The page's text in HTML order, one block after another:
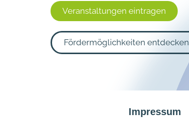
Veranstaltungen eintragen
Fördermöglichkeiten entdecken
Impressum